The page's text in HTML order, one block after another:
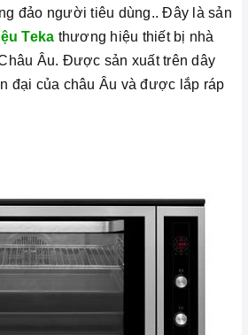
đảo người tiêu dùng.. Đây là sản
Teka thương hiệu thiết bị nhà
Âu. Được sản xuất trên dây
đại của châu Âu và được lắp ráp